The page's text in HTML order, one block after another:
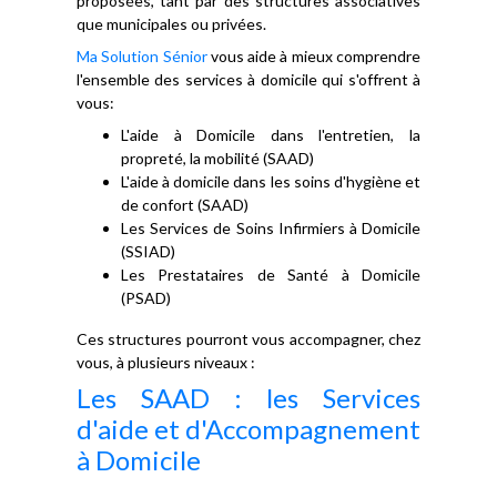
que municipales ou privées.
Ma Solution Séniorvous aide à mieux comprendre
l'ensemble des services à domicile qui s'offrent à
vous:
L'aide à Domicile dans l'entretien, la
propreté, la mobilité (SAAD)
L'aide à domicile dans les soins d'hygiène et
de confort (SAAD)
Les Services de Soins Infirmiers à Domicile
(SSIAD)
Les Prestataires de Santé à Domicile
(PSAD)
Ces structures pourront vous accompagner, chez
vous, à plusieurs niveaux :
Les SAAD : les Services
d'aide et d'Accompagnement
à Domicile